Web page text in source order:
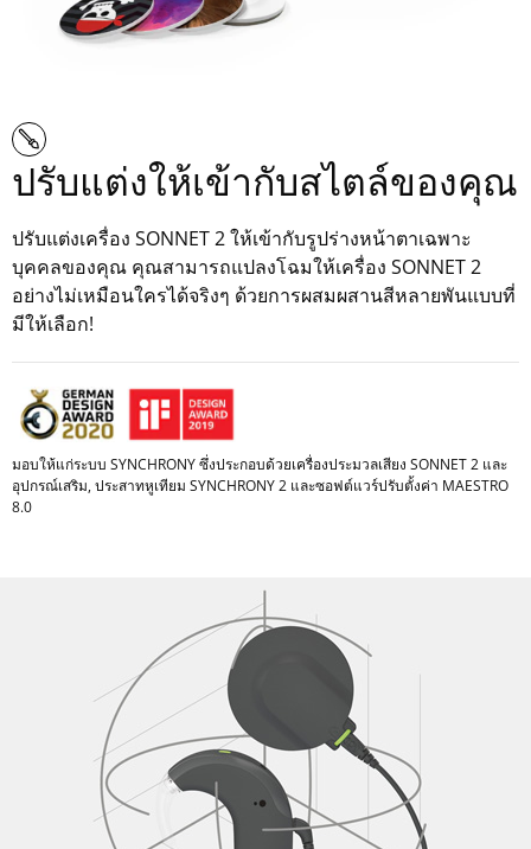
ปรับแต่งให้เข้ากับสไตล์ของคุณ
ปรับแต่งเครื่อง SONNET 2 ให้เข้ากับรูปร่างหน้าตาเฉพาะ
บุคคลของคุณ คุณสามารถแปลงโฉมให้เครื่อง SONNET 2
อย่างไม่เหมือนใครได้จริงๆ ด้วยการผสมผสานสีหลายพันแบบที่
มีให้เลือก!
มอบให้แก่ระบบ SYNCHRONY ซึ่งประกอบด้วยเครื่องประมวลเสียง SONNET 2 และ
อุปกรณ์เสริม, ประสาทหูเทียม SYNCHRONY 2 และซอฟต์แวร์ปรับตั้งค่า MAESTRO
8.0